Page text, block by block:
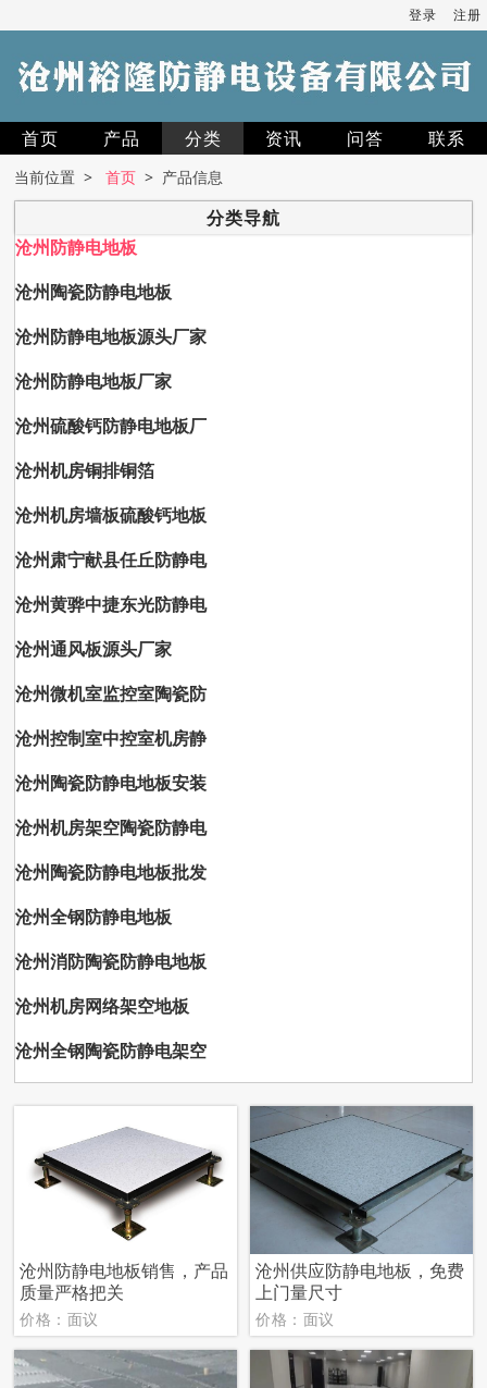
登录 注册
首页 产品 分类 资讯 问答 联系
当前位置 >首页 > 产品信息
分类导航
沧州防静电地板
沧州陶瓷防静电地板
沧州防静电地板源头厂家
沧州防静电地板厂家
沧州硫酸钙防静电地板厂
沧州机房铜排铜箔
沧州机房墙板硫酸钙地板
沧州肃宁献县任丘防静电
沧州黄骅中捷东光防静电
沧州通风板源头厂家
沧州微机室监控室陶瓷防
沧州控制室中控室机房静
沧州陶瓷防静电地板安装
沧州机房架空陶瓷防静电
沧州陶瓷防静电地板批发
沧州全钢防静电地板
沧州消防陶瓷防静电地板
沧州机房网络架空地板
沧州全钢陶瓷防静电架空
沧州防静电地板销售，产品
质量严格把关
价格：面议
沧州供应防静电地板，免费
上门量尺寸
价格：面议